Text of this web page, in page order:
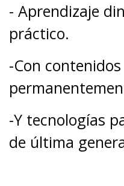
- Aprendizaje
práctico.
-Con
-Y tecnologías
de última